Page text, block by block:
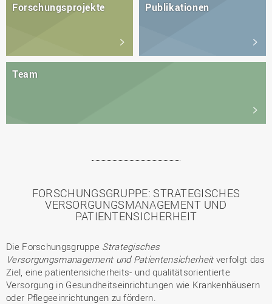
Forschungsprojekte Publikationen
Team
FORSCHUNGSGRUPPE: STRATEGISCHES
VERSORGUNGSMANAGEMENT UND
PATIENTENSICHERHEIT
Die Forschungsgruppe Strategisches
Versorgungsmanagement und Patientensicherheit verfolgt das
Ziel, eine patientensicherheits- und qualitätsorientierte
Versorgung in Gesundheitseinrichtungen wie Krankenhäusern
oder Pflegeeinrichtungen zu fördern.